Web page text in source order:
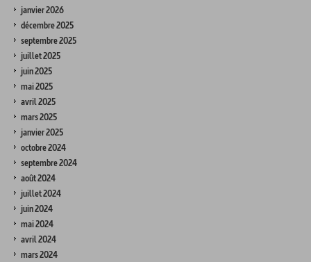
janvier 2026
décembre 2025
septembre 2025
juillet 2025
juin 2025
mai 2025
avril 2025
mars 2025
janvier 2025
octobre 2024
septembre 2024
août 2024
juillet 2024
juin 2024
mai 2024
avril 2024
mars 2024